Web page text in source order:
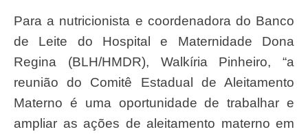
Para a nutricionista e coordenadora do Banco
de Leite do Hospital e Maternidade Dona
Regina (BLH/HMDR), Walkíria Pinheiro, “a
reunião do Comitê Estadual de Aleitamento
Materno é uma oportunidade de trabalhar e
ampliar as ações de aleitamento materno em